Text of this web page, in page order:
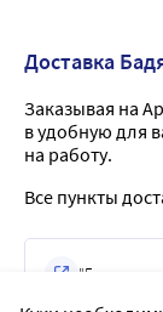
Доставка
Заказывая на
в удобную для
на работу.
Все пункты